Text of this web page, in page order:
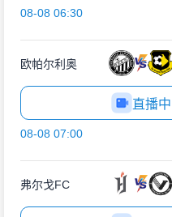
08-08 06:30
欧帕尔利奥
直播中
08-08 07:00
弗尔戈FC